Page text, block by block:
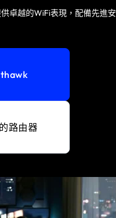
卓越的WiFi表現，配備先進
路由器